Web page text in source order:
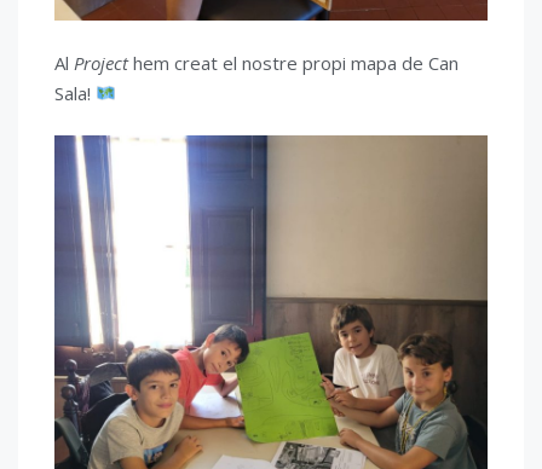
Al Projecthem creat el nostre propi mapa de Can
Sala!